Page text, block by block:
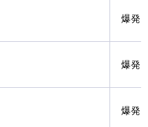
爆発
爆発
爆発